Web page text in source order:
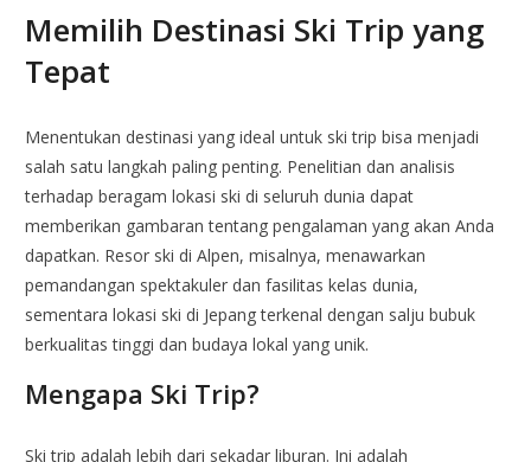
Memilih Destinasi Ski Trip yang
Tepat
Menentukan destinasi yang ideal untuk ski trip bisa menjadi
salah satu langkah paling penting. Penelitian dan analisis
terhadap beragam lokasi ski di seluruh dunia dapat
memberikan gambaran tentang pengalaman yang akan Anda
dapatkan. Resor ski di Alpen, misalnya, menawarkan
pemandangan spektakuler dan fasilitas kelas dunia,
sementara lokasi ski di Jepang terkenal dengan salju bubuk
berkualitas tinggi dan budaya lokal yang unik.
Mengapa Ski Trip?
Ski trip adalah lebih dari sekadar liburan. Ini adalah